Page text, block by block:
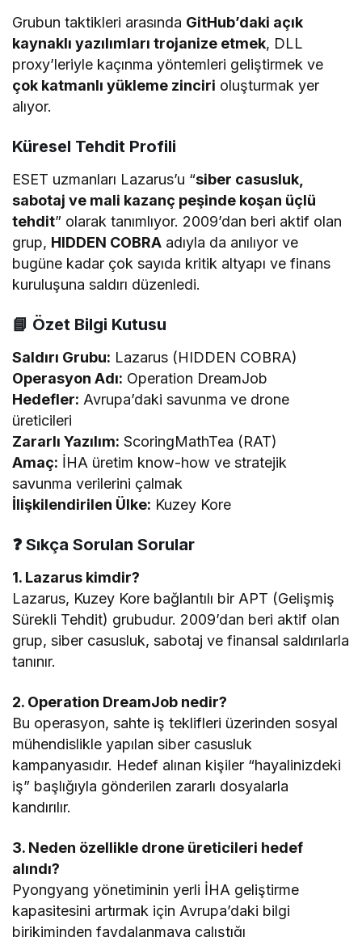
Grubun taktikleri arasında GitHub’daki açık
kaynaklı yazılımları trojanize etmek, DLL
proxy’leriyle kaçınma yöntemleri geliştirmek ve
çok katmanlı yükleme zinciri oluşturmak yer
alıyor.
Küresel Tehdit Profili
ESET uzmanları Lazarus’u “siber casusluk,
sabotaj ve mali kazanç peşinde koşan üçlü
tehdit” olarak tanımlıyor. 2009’dan beri aktif olan
grup, HIDDEN COBRA adıyla da anılıyor ve
bugüne kadar çok sayıda kritik altyapı ve finans
kuruluşuna saldırı düzenledi.
📘 Özet Bilgi Kutusu
Saldırı Grubu: Lazarus (HIDDEN COBRA)
Operasyon Adı: Operation DreamJob
Hedefler: Avrupa’daki savunma ve drone
üreticileri
Zararlı Yazılım: ScoringMathTea (RAT)
Amaç: İHA üretim know-how ve stratejik
savunma verilerini çalmak
İlişkilendirilen Ülke: Kuzey Kore
❓ Sıkça Sorulan Sorular
1. Lazarus kimdir?
Lazarus, Kuzey Kore bağlantılı bir APT (Gelişmiş
Sürekli Tehdit) grubudur. 2009’dan beri aktif olan
grup, siber casusluk, sabotaj ve finansal saldırılarla
tanınır.
2. Operation DreamJob nedir?
Bu operasyon, sahte iş teklifleri üzerinden sosyal
mühendislikle yapılan siber casusluk
kampanyasıdır. Hedef alınan kişiler “hayalinizdeki
iş” başlığıyla gönderilen zararlı dosyalarla
kandırılır.
3. Neden özellikle drone üreticileri hedef
alındı?
Pyongyang yönetiminin yerli İHA geliştirme
kapasitesini artırmak için Avrupa’daki bilgi
birikiminden faydalanmaya çalıştığı